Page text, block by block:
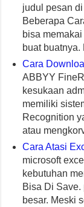
judul pesan
Beberapa
bisa
buat
Cara
ABBYY
kesukaan
memiliki
Recognition
atau
Cara Atasi
microsoft
kebutuhan
Bisa Di
besar. Meski